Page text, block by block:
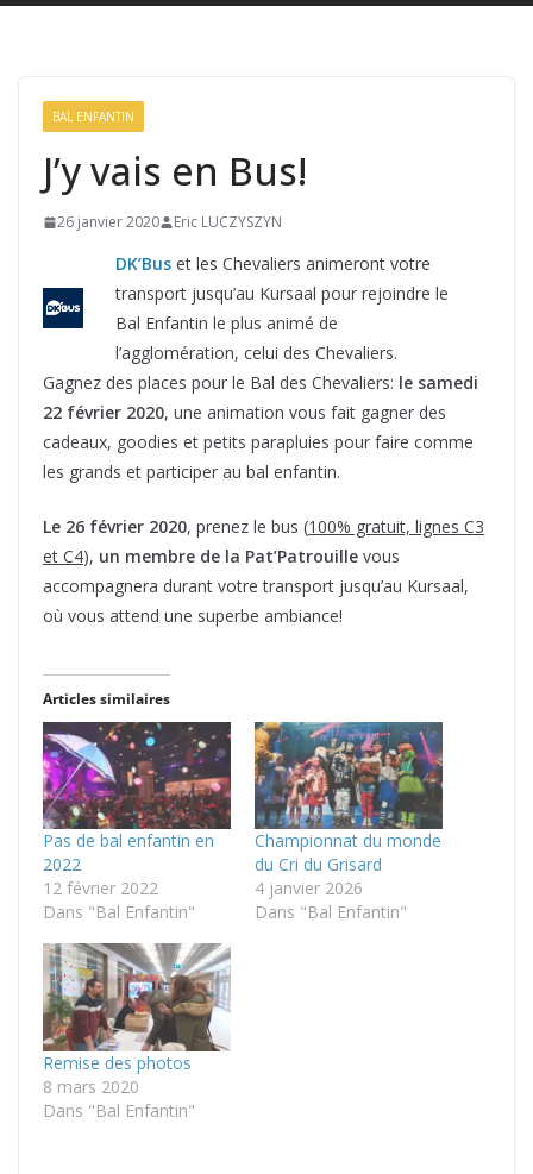
BAL ENFANTIN
J’y vais en Bus!
26 janvier 2020 Eric LUCZYSZYN
DK’Bus et les Chevaliers animeront votre
transport jusqu’au Kursaal pour rejoindre le
Bal Enfantin le plus animé de
l’agglomération, celui des Chevaliers.
Gagnez des places pour le Bal des Chevaliers: le samedi
22 février 2020, une animation vous fait gagner des
cadeaux, goodies et petits parapluies pour faire comme
les grands et participer au bal enfantin.
Le 26 février 2020, prenez le bus (100% gratuit, lignes C3
et C4), un membre de la Pat’Patrouille vous
accompagnera durant votre transport jusqu’au Kursaal,
où vous attend une superbe ambiance!
Articles similaires
Pas de bal enfantin en
2022
12 février 2022
Dans "Bal Enfantin"
Championnat du monde
du Cri du Grisard
4 janvier 2026
Dans "Bal Enfantin"
Remise des photos
8 mars 2020
Dans "Bal Enfantin"